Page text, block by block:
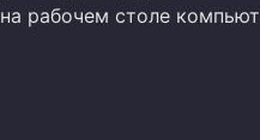
рабочем столе